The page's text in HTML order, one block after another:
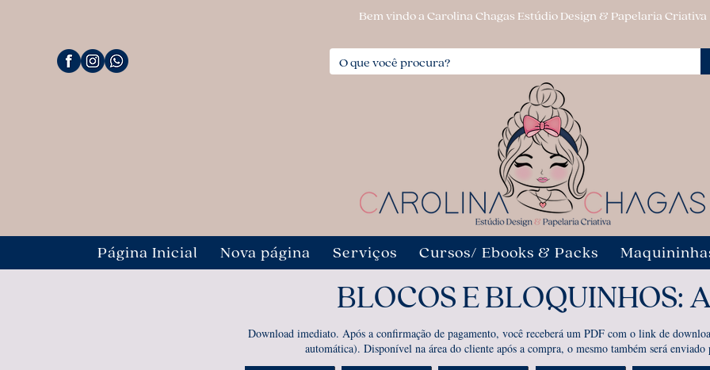
Bem vindo a Carolina Chagas Estúdio Design & Papelaria Criativa
Página Inicial Nova página Serviços Cursos/ Ebooks & Packs
BLOCOS E BLOQUINHOS:
Download imediato. Após a confirmação de pagamento, você receberá um PDF com o link de
automática). Disponível na área do cliente após a compra, o mesmo também será